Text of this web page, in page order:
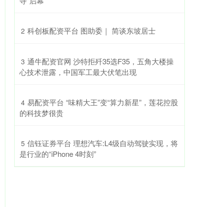
2 ​科创板配资平台 图助委｜ 简谈东坡居士
3 ​通牛配资官网 沙特拒歼35选F35，五角大楼操
心技术泄露，中国军工最大伏笔出现
4 ​易配资平台 “味精大王”变“算力新星”，莲花控股
的科技梦很贵
5 ​信钰证券平台 理想汽车:L4级自动驾驶实现，将
是行业的“iPhone 4时刻”